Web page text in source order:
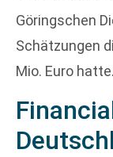
Göringschen
Schätzungen
Mio. Euro hatte.